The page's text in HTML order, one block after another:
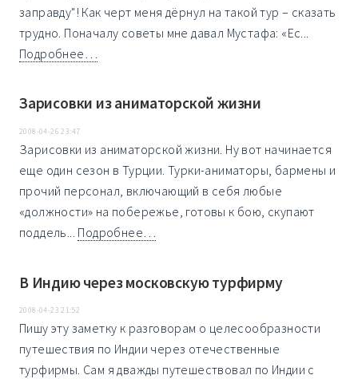
заправду"! Как черт меня дёрнул на такой тур – сказать
трудно. Поначалу советы мне давал Мустафа: «Ес...
Подробнее…
Зарисовки из аниматорской жизни
2008-04-26 23:47
Зарисовки из аниматорской жизни. Ну вот начинается
еще один сезон в Турции. Турки-аниматоры, бармены и
прочий персонал, включающий в себя любые
«должности» на побережье, готовы к бою, скупают
поддель... Подробнее…
В Индию через московскую турфирму
2008-04-23 21:52
Пишу эту заметку к разговорам о целесообразности
путешествия по Индии через отечественные
турфирмы. Сам я дважды путешествовал по Индии с